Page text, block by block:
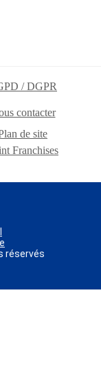
/ DGPR
contacter
de site
Franchises
réservés